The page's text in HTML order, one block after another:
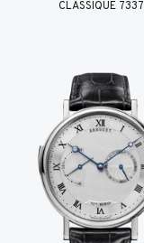
CLASSIQUE 7337